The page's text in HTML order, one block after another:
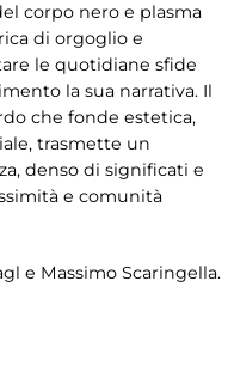
corpo nero e plasma
di orgoglio e
le quotidiane sfide
la sua narrativa. Il
che fonde estetica,
trasmette un
denso di significati e
e comunità
e Massimo Scaringella.